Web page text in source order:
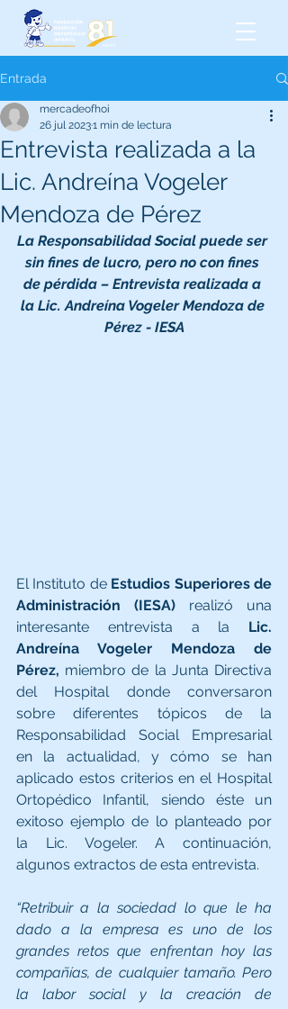
Entrada
Entrevista realizada a la
Lic. Andreína Vogeler
Mendoza de Pérez
mercadeofhoi
26 jul 20231 min de lectura
La Responsabilidad Social puede ser
sin fines de lucro, pero no con fines
de pérdida – Entrevista realizada a
la Lic. Andreína Vogeler Mendoza de
Pérez - IESA
El Instituto de Estudios Superiores de
Administración (IESA) realizó una
interesante entrevista a la Lic.
Andreína Vogeler Mendoza de
Pérez, miembro de la Junta Directiva
del Hospital donde conversaron
sobre diferentes tópicos de la
Responsabilidad Social Empresarial
en la actualidad, y cómo se han
aplicado estos criterios en el Hospital
Ortopédico Infantil, siendo éste un
exitoso ejemplo de lo planteado por
la Lic. Vogeler. A continuación,
algunos extractos de esta entrevista.
“Retribuir a la sociedad lo que le ha
dado a la empresa es uno de los
grandes retos que enfrentan hoy las
compañías, de cualquier tamaño. Pero
la labor social y la creación de